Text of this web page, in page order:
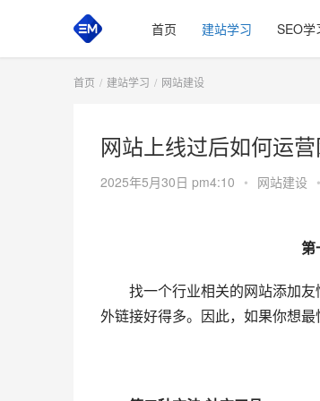
首页 建站学习 SEO学
首页 建站学习 网站建设
网站上线过后如何运
2025年5月30日 pm4:10 • 网站建设 •
第一
找一个行业相关的网站添加友
外链接好得多。因此，如果你想